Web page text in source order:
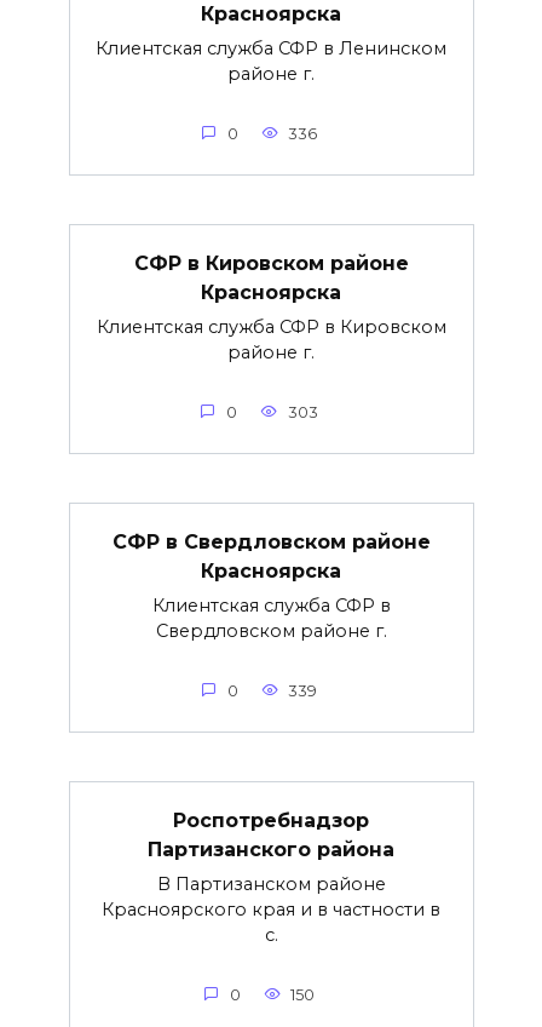
Красноярска
Клиентская служба СФР в Ленинском
районе г.
0 336
СФР в Кировском районе
Красноярска
Клиентская служба СФР в Кировском
районе г.
0 303
СФР в Свердловском районе
Красноярска
Клиентская служба СФР в
Свердловском районе г.
0 339
Роспотребнадзор
Партизанского района
В Партизанском районе
Красноярского края и в частности в
с.
0 150